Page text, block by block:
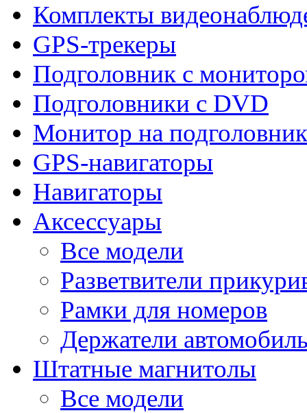
Комплекты
GPS-трекеры
Подголовник с
Подголовники с DVD
Монитор на подголовник
GPS-навигаторы
Навигаторы
Аксессуары
Все модели
Разветвители
Рамки для номеров
Держатели
Штатные магнитолы
Все модели